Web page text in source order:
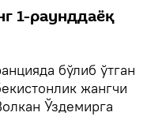
1-раунддаёқ
бўлиб ўтган
жангчи
Ўздемирга